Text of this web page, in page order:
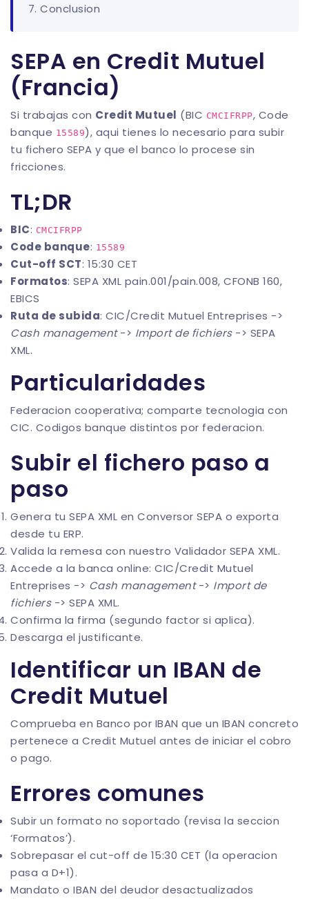
Conclusion
SEPA en Credit Mutuel
(Francia)
Si trabajas con Credit Mutuel (BIC CMCIFRPP, Code
banque 15589), aqui tienes lo necesario para subir
tu fichero SEPA y que el banco lo procese sin
fricciones.
TL;DR
BIC: CMCIFRPP
Code banque: 15589
Cut-off SCT: 15:30 CET
Formatos: SEPA XML pain.001/pain.008, CFONB 160,
EBICS
Ruta de subida: CIC/Credit Mutuel Entreprises ->
Cash management-> Import de fichiers-> SEPA
XML.
Particularidades
Federacion cooperativa; comparte tecnologia con
CIC. Codigos banque distintos por federacion.
Subir el fichero paso a
paso
Genera tu SEPA XML en Conversor SEPA o exporta
desde tu ERP.
Valida la remesa con nuestro Validador SEPA XML.
Accede a la banca online: CIC/Credit Mutuel
Entreprises -> Cash management-> Import de
fichiers-> SEPA XML.
Confirma la firma (segundo factor si aplica).
Descarga el justificante.
Identificar un IBAN de
Credit Mutuel
Comprueba en Banco por IBAN que un IBAN concreto
pertenece a Credit Mutuel antes de iniciar el cobro
o pago.
Errores comunes
Subir un formato no soportado (revisa la seccion
‘Formatos’).
Sobrepasar el cut-off de 15:30 CET (la operacion
pasa a D+1).
Mandato o IBAN del deudor desactualizados